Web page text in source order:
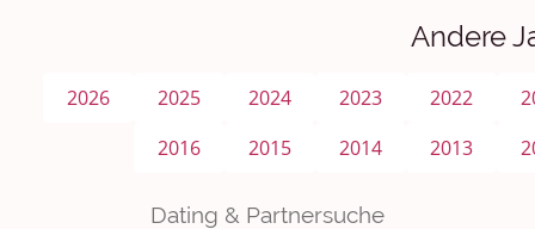
Andere
2026 2025 2024 2023 2022
2016
2015 2014 2013
Dating & Partnersuche